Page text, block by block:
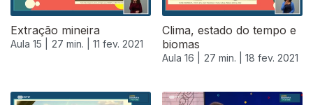
Extração mineira
Aula 15 | 27 min. | 11 fev. 2021
Clima, estado do tempo e
biomas
Aula 16 | 27 min. | 18 fev. 2021